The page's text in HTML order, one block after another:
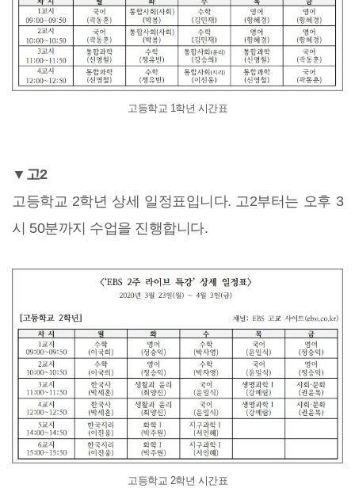
고등학교 1학년 시간표
▼고2
고등학교 2학년 상세 일정표입니다. 고2부터는 오후 3
시 50분까지 수업을 진행합니다.
고등학교 2학년 시간표